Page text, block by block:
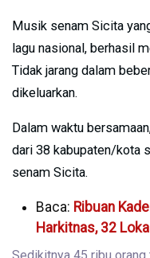
Musik senam Sicita
lagu nasional, berhasil
Tidak jarang dalam
dikeluarkan.
Dalam waktu
dari 38 kabupaten/kota
senam Sicita.
Baca: Ribuan
Harkitnas, 32